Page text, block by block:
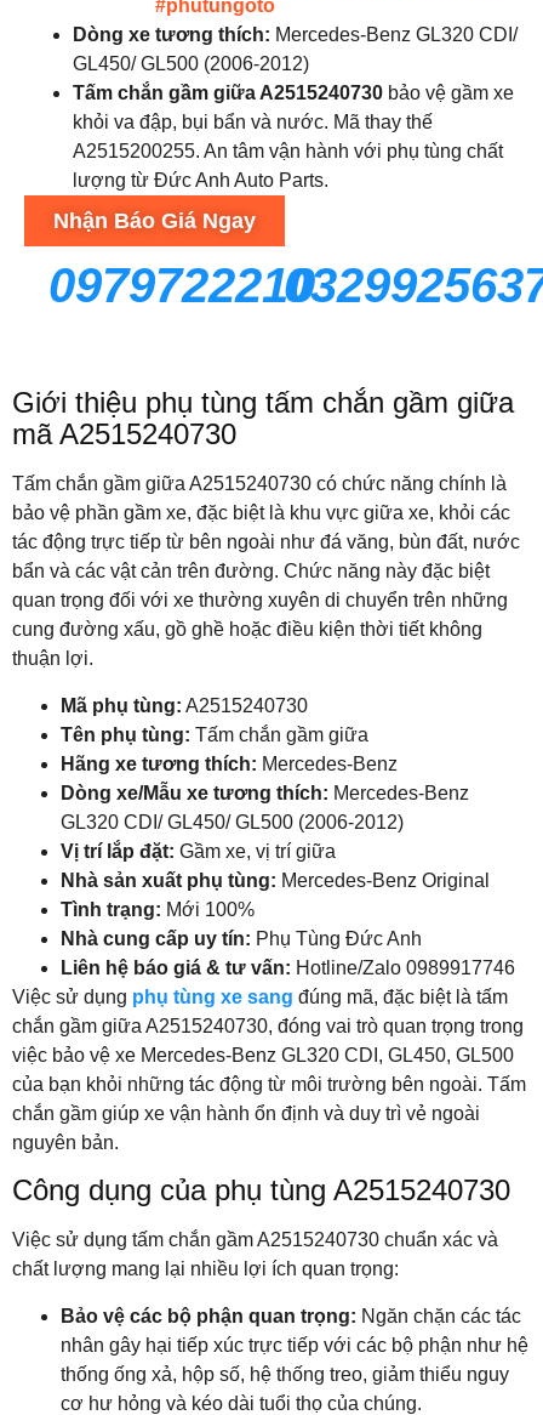
#phutungoto
Dòng xe tương thích: Mercedes-Benz GL320 CDI/
GL450/ GL500 (2006-2012)
Tấm chắn gầm giữa A2515240730 bảo vệ gầm xe
khỏi va đập, bụi bẩn và nước. Mã thay thế
A2515200255. An tâm vận hành với phụ tùng chất
lượng từ Đức Anh Auto Parts.
Nhận Báo Giá Ngay
0979722210
Giới thiệu phụ tùng tấm chắn gầm giữa
mã A2515240730
Tấm chắn gầm giữa A2515240730 có chức năng chính là
bảo vệ phần gầm xe, đặc biệt là khu vực giữa xe, khỏi các
tác động trực tiếp từ bên ngoài như đá văng, bùn đất, nước
bẩn và các vật cản trên đường. Chức năng này đặc biệt
quan trọng đối với xe thường xuyên di chuyển trên những
cung đường xấu, gồ ghề hoặc điều kiện thời tiết không
thuận lợi.
Mã phụ tùng: A2515240730
Tên phụ tùng: Tấm chắn gầm giữa
Hãng xe tương thích: Mercedes-Benz
Dòng xe/Mẫu xe tương thích: Mercedes-Benz
GL320 CDI/ GL450/ GL500 (2006-2012)
Vị trí lắp đặt: Gầm xe, vị trí giữa
Nhà sản xuất phụ tùng: Mercedes-Benz Original
Tình trạng: Mới 100%
Nhà cung cấp uy tín: Phụ Tùng Đức Anh
Liên hệ báo giá & tư vấn: Hotline/Zalo 0989917746
Việc sử dụng phụ tùng xe sang đúng mã, đặc biệt là tấm
chắn gầm giữa A2515240730, đóng vai trò quan trọng trong
việc bảo vệ xe Mercedes-Benz GL320 CDI, GL450, GL500
của bạn khỏi những tác động từ môi trường bên ngoài. Tấm
chắn gầm giúp xe vận hành ổn định và duy trì vẻ ngoài
nguyên bản.
Công dụng của phụ tùng A2515240730
Việc sử dụng tấm chắn gầm A2515240730 chuẩn xác và
chất lượng mang lại nhiều lợi ích quan trọng:
Bảo vệ các bộ phận quan trọng: Ngăn chặn các tác
nhân gây hại tiếp xúc trực tiếp với các bộ phận như hệ
thống ống xả, hộp số, hệ thống treo, giảm thiểu nguy
cơ hư hỏng và kéo dài tuổi thọ của chúng.